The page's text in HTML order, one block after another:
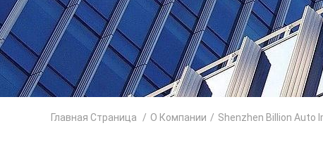
Главная Страница / О Компании / Shenzhen Billion Auto